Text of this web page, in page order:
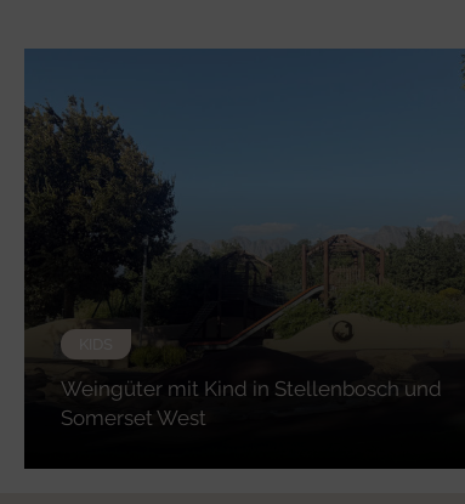
Weingüter mit Kind in Stellenbosch und
Somerset West